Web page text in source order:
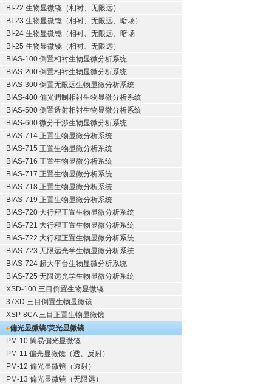
BI-22 生物显微镜（相衬、无限远）
BI-23 生物显微镜（相衬、无限远、暗场）
BI-24 生物显微镜（相衬、无限远、暗场
BI-25 生物显微镜（相衬、无限远）
BIAS-100 倒置相衬生物显微分析系统
BIAS-200 倒置相衬生物显微分析系统
BIAS-300 倒置无限远生物显微分析系统
BIAS-400 偏光调制相衬生物显微分析系统
BIAS-500 倒置透射相衬生物显微分析系统
BIAS-600 微分干涉生物显微分析系统
BIAS-714 正置生物显微分析系统
BIAS-715 正置生物显微分析系统
BIAS-716 正置生物显微分析系统
BIAS-717 正置生物显微分析系统
BIAS-718 正置生物显微分析系统
BIAS-719 正置生物显微分析系统
BIAS-720 大行程正置生物显微分析系统
BIAS-721 大行程正置生物显微分析系统
BIAS-722 大行程正置生物显微分析系统
BIAS-723 无限远光学生物显微分析系统
BIAS-724 超大平台生物显微分析系统
BIAS-725 无限远光学生物显微分析系统
XSD-100 三目倒置生物显微镜
37XD 三目倒置生物显微镜
XSP-8CA 三目正置生物显微镜
偏光显微镜/荧光显微镜
PM-10 简易偏光显微镜
PM-11 偏光显微镜（透、反射）
PM-12 偏光显微镜（透射）
PM-13 偏光显微镜（无限远）